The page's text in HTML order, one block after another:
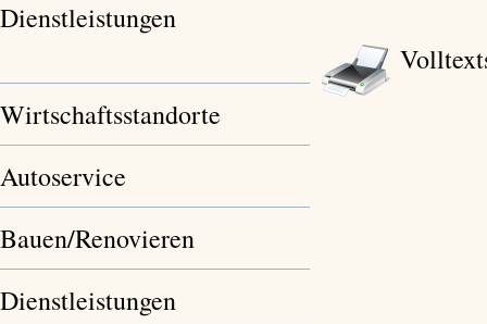
Dienstleistungen
Wirtschaftsstandorte
Autoservice
Bauen/Renovieren
Dienstleistungen